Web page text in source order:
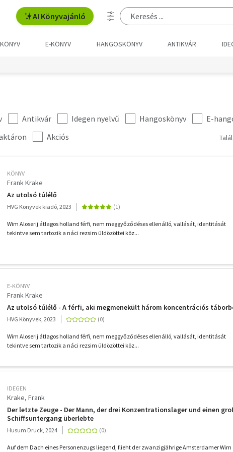
AI Könyvajánló
E-KÖNYV HANGOSKÖNYV ANTIKVÁR
Antikvár Idegen nyelvű Hangoskönyv E-
Akciós
KÖNYV
Frank Krake
Az utolsó túlélő
HVG Könyvek kiadó, 2023
Wim Aloserij átlagos holland férfi, nem meggyőződéses ellenálló, vallását, identitását
tekintve sem tartozik a náci rezsim üldözöttei köz...
E-KÖNYV
Frank Krake
Az utolsó túlélő - A férfi, aki megmenekült három koncentrációs
HVG Könyvek, 2023
Wim Aloserij átlagos holland férfi, nem meggyőződéses ellenálló, vallását, identitását
tekintve sem tartozik a náci rezsim üldözöttei köz...
IDEGEN
Krake, Frank
Der letzte Zeuge - Der Mann, der drei Konzentrationslager und einen
Schiffsuntergang überlebte
Husum Druck, 2024
Auf dem Dach eines Personenzugs liegend, flieht der zwanzigjährige Amsterdamer Wim